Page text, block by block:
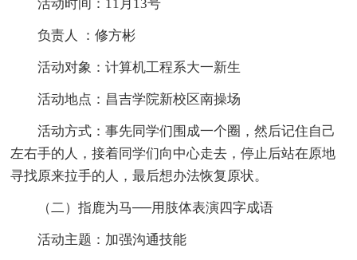
活动时间：11月13号
负责人 ：修方彬
活动对象：计算机工程系大一新生
活动地点：昌吉学院新校区南操场
活动方式：事先同学们围成一个圈，然后记住自己
左右手的人，接着同学们向中心走去，停止后站在原地
寻找原来拉手的人，最后想办法恢复原状。
（二）指鹿为马──用肢体表演四字成语
活动主题：加强沟通技能